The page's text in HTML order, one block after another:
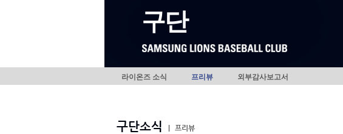
구단
라이온즈 소식 프리뷰 외부감사보고서
구단소식
프리뷰